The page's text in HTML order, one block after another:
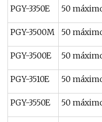
PGY-3350E 50
PGY-3500M 50
PGY-3500E 50
PGY-3510E 50
PGY-3550E 50